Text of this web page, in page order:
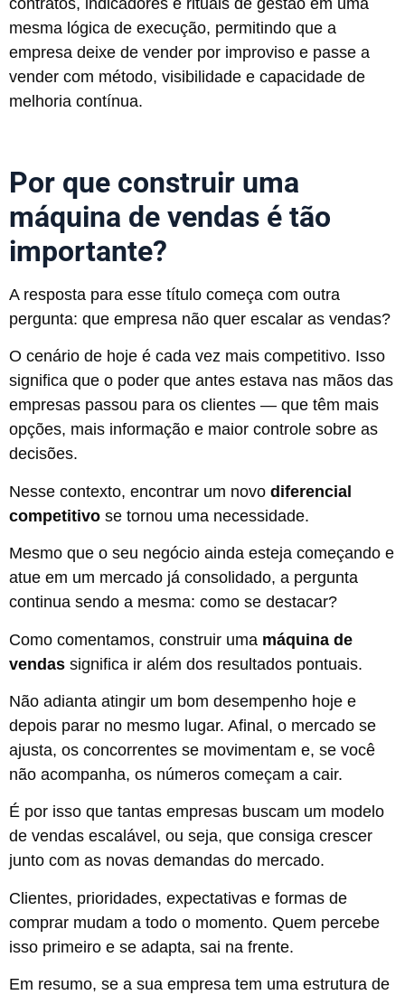
mesma lógica de execução, permitindo que a
empresa deixe de vender por improviso e passe a
vender com método, visibilidade e capacidade de
melhoria contínua.
Por que construir uma
máquina de vendas é tão
importante?
A resposta para esse título começa com outra
pergunta: que empresa não quer escalar as vendas?
O cenário de hoje é cada vez mais competitivo. Isso
significa que o poder que antes estava nas mãos das
empresas passou para os clientes — que têm mais
opções, mais informação e maior controle sobre as
decisões.
Nesse contexto, encontrar um novo diferencial
competitivo se tornou uma necessidade.
Mesmo que o seu negócio ainda esteja começando e
atue em um mercado já consolidado, a pergunta
continua sendo a mesma: como se destacar?
Como comentamos, construir uma máquina de
vendas significa ir além dos resultados pontuais.
Não adianta atingir um bom desempenho hoje e
depois parar no mesmo lugar. Afinal, o mercado se
ajusta, os concorrentes se movimentam e, se você
não acompanha, os números começam a cair.
É por isso que tantas empresas buscam um modelo
de vendas escalável, ou seja, que consiga crescer
junto com as novas demandas do mercado.
Clientes, prioridades, expectativas e formas de
comprar mudam a todo o momento. Quem percebe
isso primeiro e se adapta, sai na frente.
Em resumo, se a sua empresa tem uma estrutura de